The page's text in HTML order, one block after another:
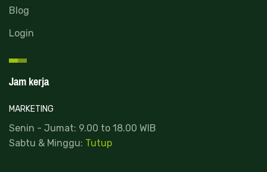
Blog
Login
Jam kerja
MARKETING
Senin - Jumat: 9.00 to 18.00 WIB
Sabtu & Minggu: Tutup